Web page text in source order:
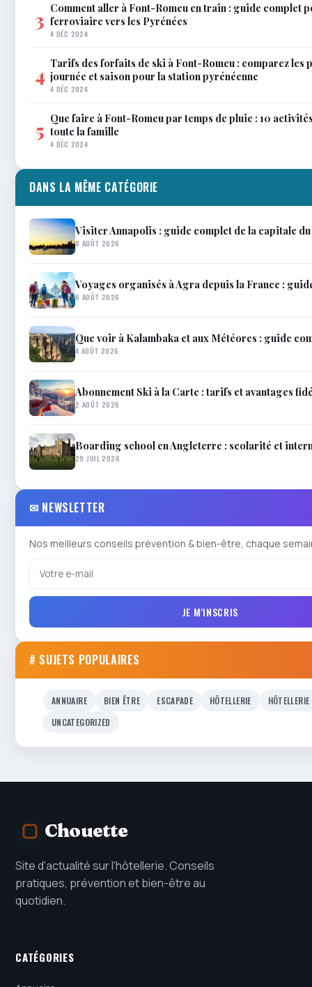
3 Comment aller à Font-Romeu en train : guide complet
ferroviaire vers les Pyrénées
4 DÉC 2024
4 Tarifs des forfaits de ski à Font-Romeu : comparez les
journée et saison pour la station pyrénéenne
4 DÉC 2024
5 Que faire à Font-Romeu par temps de pluie : 10
toute la famille
4 DÉC 2024
DANS LA MÊME CATÉGORIE
Visiter Annapolis : guide complet de la capitale
8 AOÛT 2026
Voyages organisés à Agra depuis la France :
6 AOÛT 2026
Que voir à Kalambaka et aux Météores : guide
4 AOÛT 2026
Abonnement Ski à la Carte : tarifs et avantages
2 AOÛT 2026
Boarding school en Angleterre : scolarité et
29 JUIL 2026
✉ NEWSLETTER
Nos meilleurs conseils prévention & bien-être, chaque
JE M'INSCRIS
# SUJETS POPULAIRES
ANNUAIRE BIEN ÊTRE ESCAPADE HÔTELLERIE
UNCATEGORIZED
Chouette
Site d'actualité sur l'hôtellerie. Conseils
pratiques, prévention et bien-être au
quotidien.
CATÉGORIES